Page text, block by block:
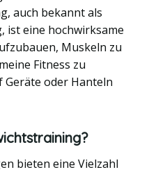
auch bekannt als
ist eine hochwirksame
Muskeln zu
Fitness zu
oder Hanteln
bieten eine Vielzahl